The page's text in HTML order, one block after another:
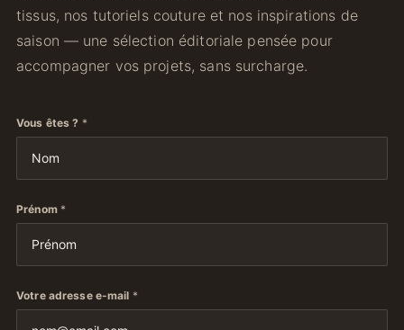
tissus, nos tutoriels couture et nos inspirations de
saison — une sélection éditoriale pensée pour
accompagner vos projets, sans surcharge.
Vous êtes ? *
Prénom *
Votre adresse e-mail *